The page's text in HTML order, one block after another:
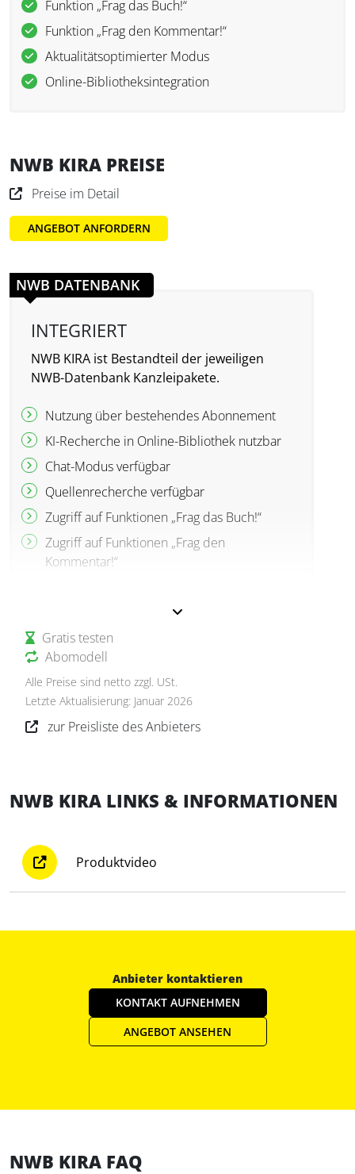
Funktion „Frag das Buch!“
Funktion „Frag den Kommentar!“
Aktualitätsoptimierter Modus
Online-Bibliotheksintegration
NWB KIRA PREISE
Preise im Detail
ANGEBOT ANFORDERN
NWB DATENBANK
INTEGRIERT
NWB KIRA ist Bestandteil der jeweiligen
NWB-Datenbank Kanzleipakete.
Nutzung über bestehendes Abonnement
KI-Recherche in Online-Bibliothek nutzbar
Chat-Modus verfügbar
Quellenrecherche verfügbar
Zugriff auf Funktionen „Frag das Buch!“
Zugriff auf Funktionen „Frag den
Kommentar!“
Gratis testen
Abomodell
Alle Preise sind netto zzgl. USt.
Letzte Aktualisierung: Januar 2026
zur Preisliste des Anbieters
NWB KIRA LINKS & INFORMATIONEN
Produktvideo
Anbieter kontaktieren
KONTAKT AUFNEHMEN
ANGEBOT ANSEHEN
NWB KIRA FAQ